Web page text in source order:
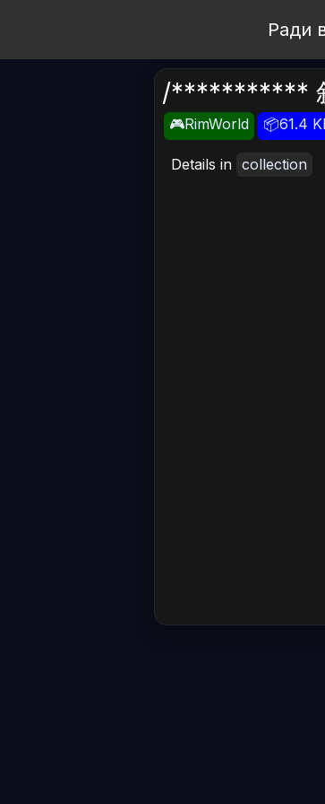
Ради
/***********
🎮RimWorld 📦61.4
Details in collection